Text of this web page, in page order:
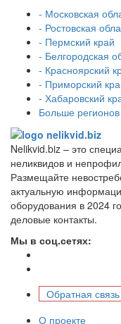
- Московская
- Ростовская
- Пермский край
- Белгородская
- Красноярский
- Приморский
- Хабаровский
Больше регионов
Nelikvid.biz – это
неликвидов и
Размещайте
актуальную
оборудования в 2024
деловые контакты.
Мы в соц.сетях:
Обратная связь
О проекте